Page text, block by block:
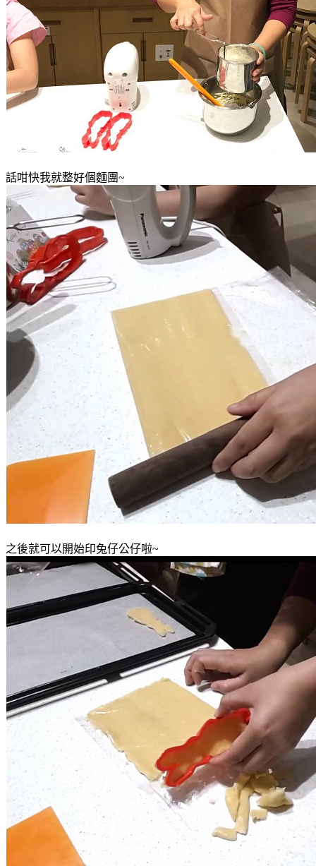
話咁快我就整好個麵團~
之後就可以開始印兔仔公仔啦~